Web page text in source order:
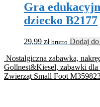
Gra
dziecko B2177
29,99 zł brutto Dodaj
Nostalgiczna zabawka,
Gollnest&Kiesel, zabawki dla
Zwierząt Small Foot